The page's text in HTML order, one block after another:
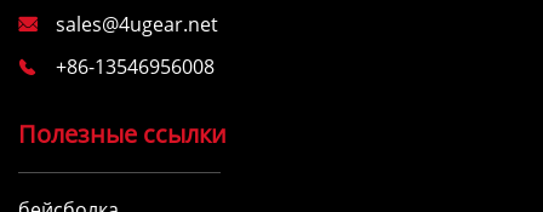
 sales@4ugear.net
 +86-13546956008
Полезные ссылки